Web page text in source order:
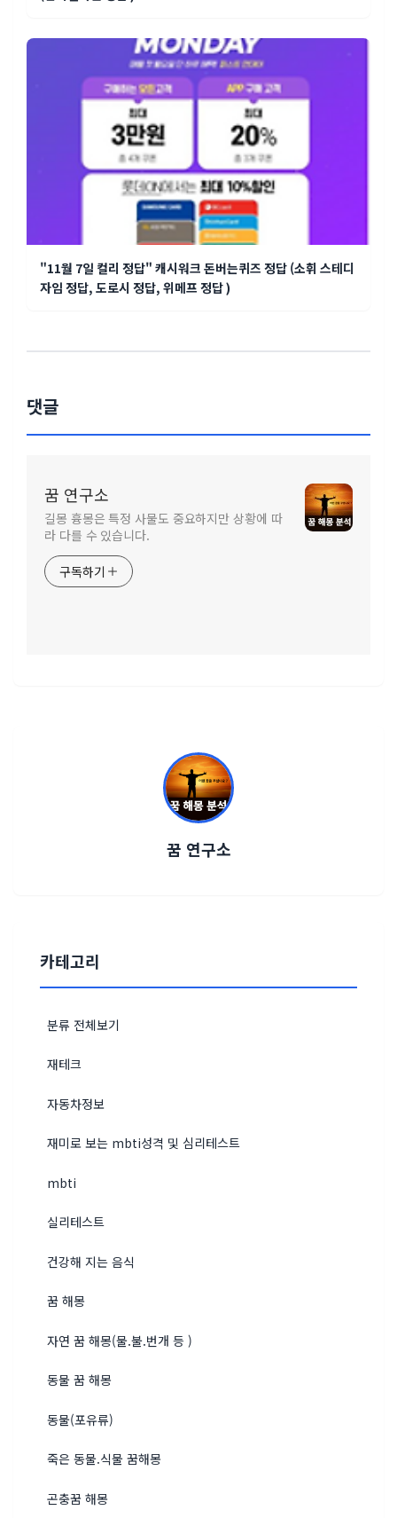
"11월 7일 컬리 정답" 캐시워크 돈버는퀴즈 정답 (소휘 스테디
자임 정답, 도로시 정답, 위메프 정답 )
댓글
꿈 연구소
길몽 흉몽은 특정 사물도 중요하지만 상황에 따
라 다를 수 있습니다.
구독하기
꿈 연구소
카테고리
분류 전체보기
재테크
자동차정보
재미로 보는 mbti성격 및 심리테스트
mbti
실리테스트
건강해 지는 음식
꿈 해몽
자연 꿈 해몽(물.불.번개 등 )
동물 꿈 해몽
동물(포유류)
죽은 동물.식물 꿈해몽
곤충꿈 해몽